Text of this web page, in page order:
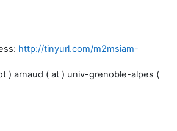
http://tinyurl.com/m2msiam-
) arnaud ( at ) univ-grenoble-alpes (